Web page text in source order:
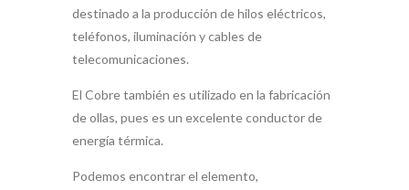
destinado a la producción de hilos eléctricos,
teléfonos, iluminación y cables de
telecomunicaciones.
El Cobre también es utilizado en la fabricación
de ollas, pues es un excelente conductor de
energía térmica.
Podemos encontrar el elemento,